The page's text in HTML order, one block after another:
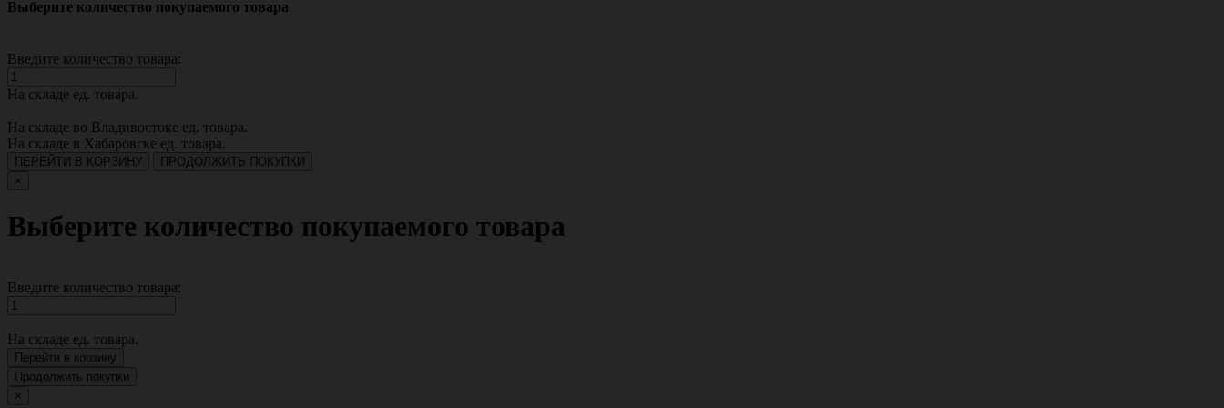
Выберите количество покупаемого товара
Введите количество товара:
На складе ед. товара.
На складе во Владивостоке ед. товара.
На складе в Хабаровске ед. товара.
ПЕРЕЙТИ В КОРЗИНУ
ПРОДОЛЖИТЬ ПОКУПКИ
×
Выберите количество покупаемого товара
Введите количество товара:
На складе ед. товара.
Перейти в корзину
Продолжить покупки
×